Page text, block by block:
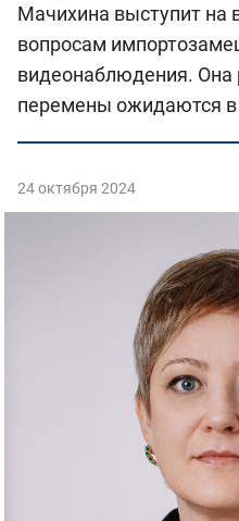
Мачихина выступит на
вопросам
видеонаблюдения. Она
перемены ожидаются в
24 октября 2024